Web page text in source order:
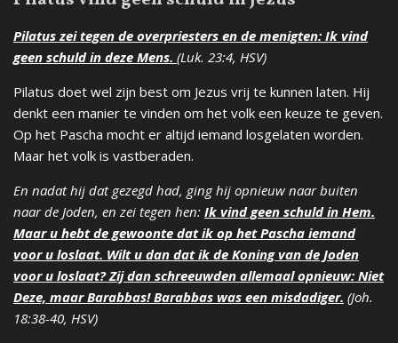
Pilatus zei tegen de overpriesters en de menigten: Ik vind
geen schuld in deze Mens. (Luk. 23:4, HSV)
Pilatus doet wel zijn best om Jezus vrij te kunnen laten. Hij
denkt een manier te vinden om het volk een keuze te geven.
Op het Pascha mocht er altijd iemand losgelaten worden.
Maar het volk is vastberaden.
En nadat hij dat gezegd had, ging hij opnieuw naar buiten
naar de Joden, en zei tegen hen: Ik vind geen schuld in Hem.
Maar u hebt de gewoonte dat ik op het Pascha iemand
voor u loslaat. Wilt u dan dat ik de Koning van de Joden
voor u loslaat? Zij dan schreeuwden allemaal opnieuw: Niet
Deze, maar Barabbas! Barabbas was een misdadiger. (Joh.
18:38-40, HSV)